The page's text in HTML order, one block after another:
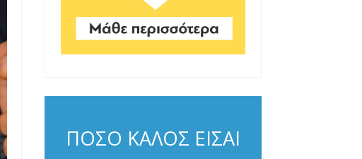
ΠΟΣΟ ΚΑΛΟΣ ΕΙΣΑΙ